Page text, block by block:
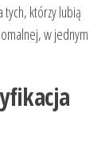
tych, którzy lubią
w jednym